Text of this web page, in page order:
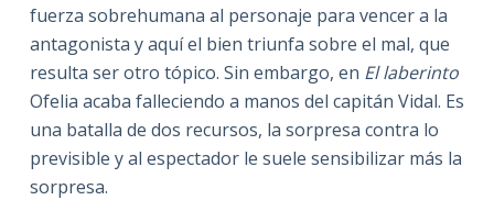
fuerza sobrehumana al personaje para vencer a la
antagonista y aquí el bien triunfa sobre el mal, que
resulta ser otro tópico. Sin embargo, en El laberinto
Ofelia acaba falleciendo a manos del capitán Vidal. Es
una batalla de dos recursos, la sorpresa contra lo
previsible y al espectador le suele sensibilizar más la
sorpresa.